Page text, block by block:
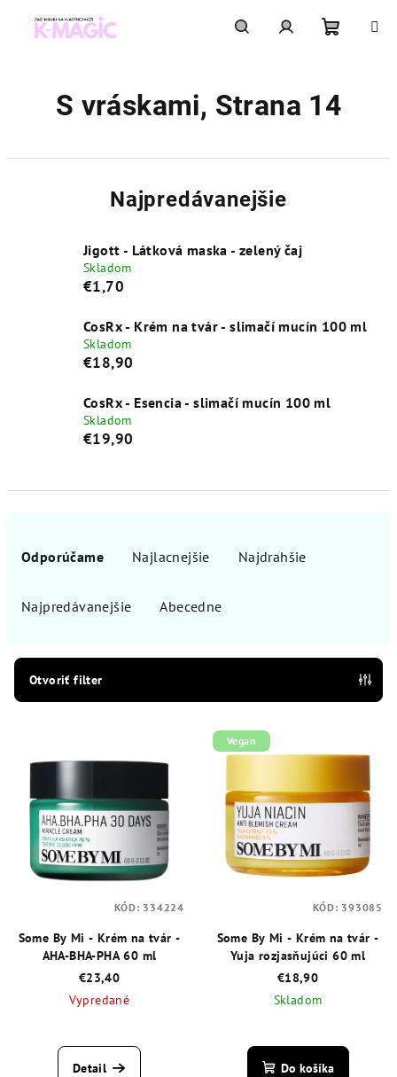
košík
S vráskami, Strana 14
Najpredávanejšie
Jigott - Látková maska - zelený čaj
Skladom
€1,70
CosRx - Krém na tvár - slimačí mucín 100 ml
Skladom
€18,90
CosRx - Esencia - slimačí mucín 100 ml
Skladom
€19,90
p
Odporúčame Najlacnejšie Najdrahšie
Najpredávanejšie Abecedne
Otvoriť filter
Some By Mi - Krém na tvár -
AHA-BHA-PHA 60 ml
€23,40
Vypredané
hodnotenie
produktu
Detail
KÓD: 334224
Vegan
Some By Mi - Krém na tvár -
Yuja rozjasňujúci 60 ml
€18,90
Skladom
hodnotenie
produktu
Do košíka
KÓD: 393085